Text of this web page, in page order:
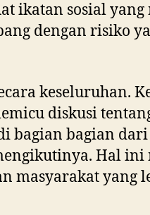
ikatan sosial
dengan risiko
keseluruhan.
diskusi
bagian bagian
Hal ini
masyarakat yang